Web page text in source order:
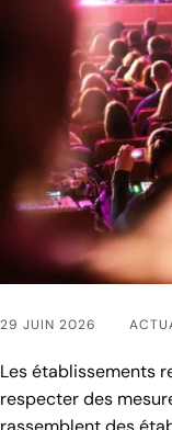
29 JUIN 2026
Les établissements
respecter des